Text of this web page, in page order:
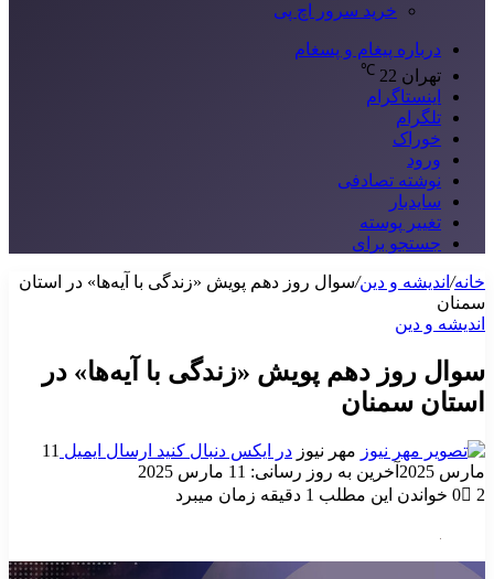
خرید سرور اچ پی
درباره پیغام و پسغام
تهران 22
℃
اینستاگرام
تلگرام
خوراک
ورود
نوشته تصادفی
سایدبار
تغییر پوسته
جستجو برای
خانه/ اندیشه و دین/سوال روز دهم پویش «زندگی با آیه‌ها» در استان
سمنان
اندیشه و دین
سوال روز دهم پویش «زندگی با آیه‌ها» در
استان سمنان
مهر نیوز در ایکس دنبال کنید ارسال ایمیل 11
مارس 2025
آخرین به روز رسانی: 11 مارس 2025
0
2 خواندن این مطلب 1 دقیقه زمان میبرد